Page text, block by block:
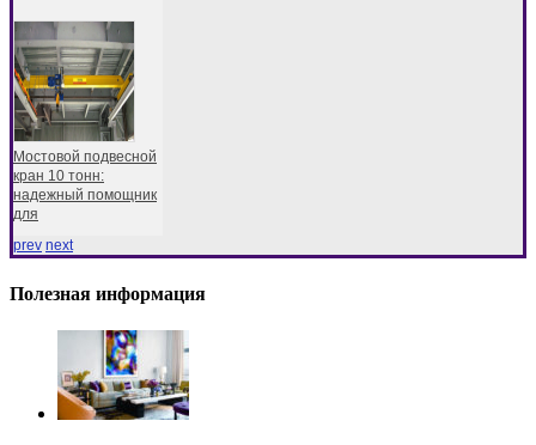
Мостовой подвесной
кран 10 тонн:
надежный помощник
для
prev next
Полезная информация